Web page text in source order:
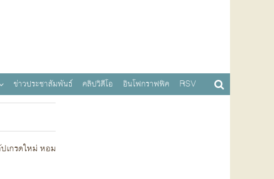
ข่าวประชาสัมพันธ์ คลิปวิดีโอ อินโฟกราฟฟิค RSV
เกรดใหม่ หอม